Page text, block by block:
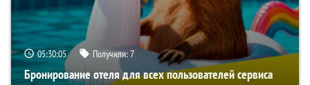
05:30:03 Получили:7
Бронирование отеля для всех пользователей сервиса